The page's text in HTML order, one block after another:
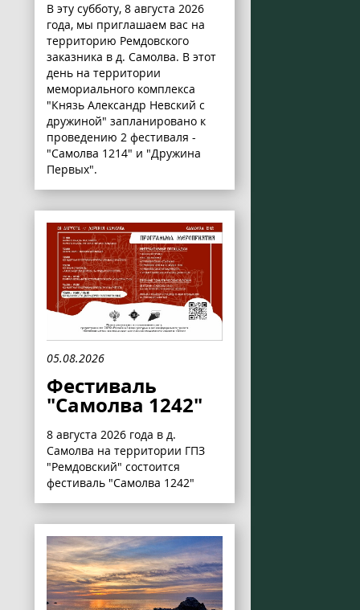
В эту субботу, 8 августа 2026
года, мы приглашаем вас на
территорию Ремдовского
заказника в д. Самолва. В этот
день на территории
мемориального комплекса
"Князь Александр Невский с
дружиной" запланировано к
проведению 2 фестиваля -
"Самолва 1214" и "Дружина
Первых".
05.08.2026
Фестиваль
"Самолва 1242"
8 августа 2026 года в д.
Самолва на территории ГПЗ
"Ремдовский" состоится
фестиваль "Самолва 1242"